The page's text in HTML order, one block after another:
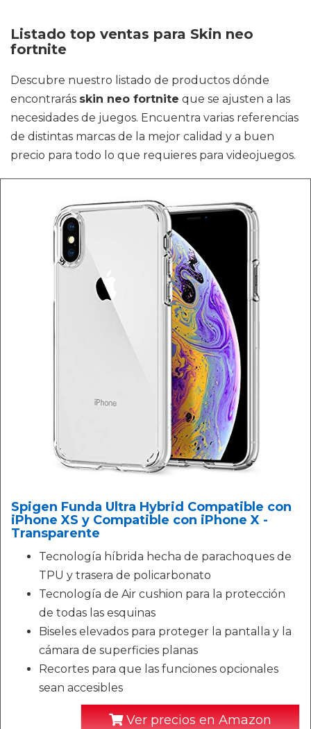
Listado top ventas para Skin neo
fortnite
Descubre nuestro listado de productos dónde
encontrarás skin neo fortnite que se ajusten a las
necesidades de juegos. Encuentra varias referencias
de distintas marcas de la mejor calidad y a buen
precio para todo lo que requieres para videojuegos.
Spigen Funda Ultra Hybrid Compatible con
iPhone XS y Compatible con iPhone X -
Transparente
Tecnología híbrida hecha de parachoques de
TPU y trasera de policarbonato
Tecnología de Air cushion para la protección
de todas las esquinas
Biseles elevados para proteger la pantalla y la
cámara de superficies planas
Recortes para que las funciones opcionales
sean accesibles
Ver precios en Amazon